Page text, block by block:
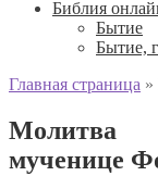
Библия
Бытие
Бытие,
Главная страница »
Молитва
мученице